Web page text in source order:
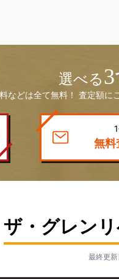
選べる
などは全て無料！ 査定額
無料
ザ・グレン
最終更